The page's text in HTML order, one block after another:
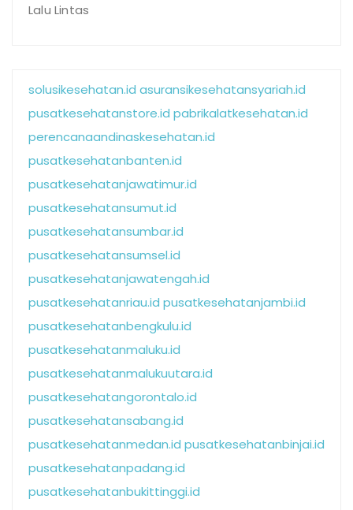
Lalu Lintas
solusikesehatan.id asuransikesehatansyariah.id
pusatkesehatanstore.id pabrikalatkesehatan.id
perencanaandinaskesehatan.id
pusatkesehatanbanten.id
pusatkesehatanjawatimur.id
pusatkesehatansumut.id
pusatkesehatansumbar.id
pusatkesehatansumsel.id
pusatkesehatanjawatengah.id
pusatkesehatanriau.id pusatkesehatanjambi.id
pusatkesehatanbengkulu.id
pusatkesehatanmaluku.id
pusatkesehatanmalukuutara.id
pusatkesehatangorontalo.id
pusatkesehatansabang.id
pusatkesehatanmedan.id pusatkesehatanbinjai.id
pusatkesehatanpadang.id
pusatkesehatanbukittinggi.id